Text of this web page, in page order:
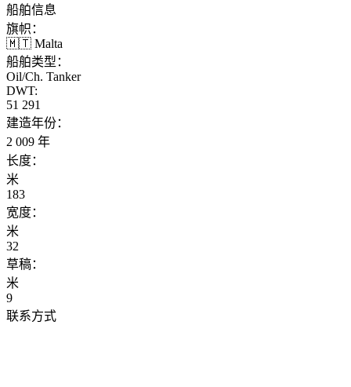
船舶信息
旗帜：
🇲🇹 Malta
船舶类型：
Oil/Ch. Tanker
DWT:
51 291
建造年份：
2 009 年
长度：
米
183
宽度：
米
32
草稿：
米
9
联系方式